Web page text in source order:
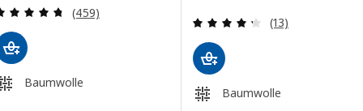
Überprüfung: 4.7 aus 5 sterne. Bewertungen
(459)
Baumwolle
Überprüfung:
(13)
Baumwolle